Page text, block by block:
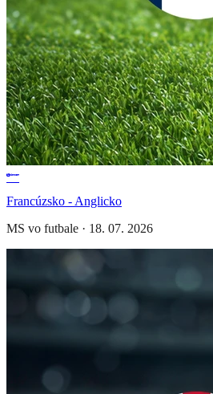
Francúzsko - Anglicko
MS vo futbale · 18. 07. 2026